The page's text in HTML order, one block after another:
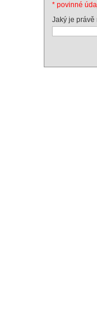
* povinné
Jaký je právě